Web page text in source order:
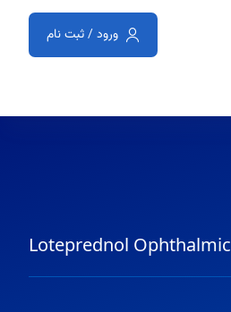
ورود / ثبت نام
Loteprednol Ophthalmic